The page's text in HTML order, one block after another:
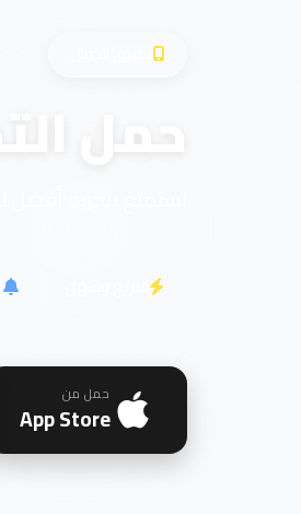
حمل
حمل من
App Store